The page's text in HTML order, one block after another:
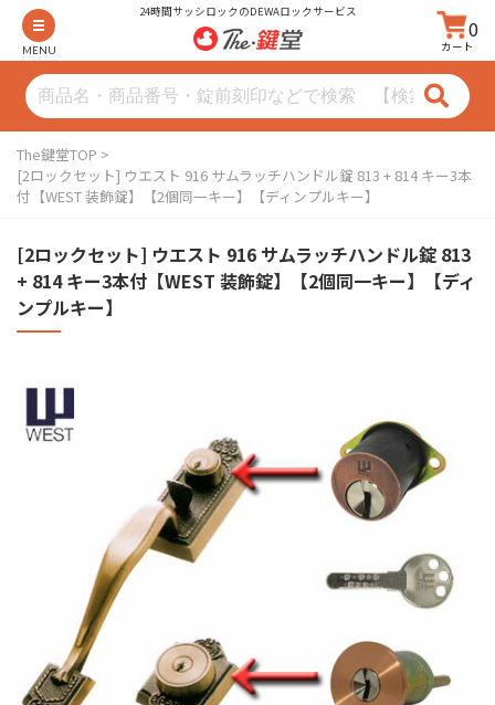
MENU
24時間サッシロックのDEWAロックサービス
0
カート
The鍵堂TOP
[2ロックセット] ウエスト 916 サムラッチハンドル錠 813 + 814 キー3本
付【WEST 装飾錠】【2個同一キー】【ディンプルキー】
[2ロックセット] ウエスト 916 サムラッチハンドル錠 813
+ 814 キー3本付【WEST 装飾錠】【2個同一キー】【ディ
ンプルキー】